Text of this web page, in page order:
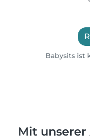
Babysits ist
Mit